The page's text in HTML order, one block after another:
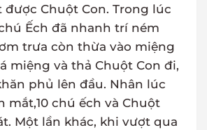
được Chuột Con. Trong lúc
Ếch đã nhanh trí ném
trưa còn thừa vào miệng
miệng và thả Chuột Con đi,
phủ lên đầu. Nhân lúc
mắt,10 chú ếch và Chuột
Một lần khác, khi vượt qua